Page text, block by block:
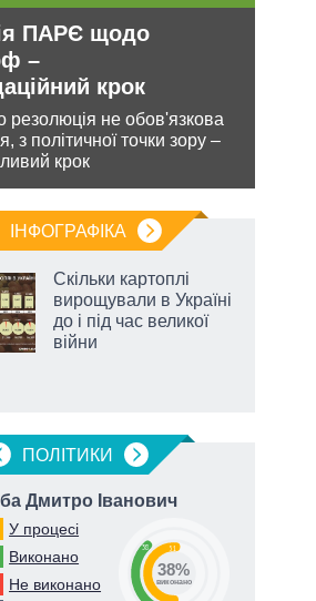
ПАРЄ щодо
–
крок
резолюція не обов'язкова
з політичної точки зору –
крок
ІНФОГРАФІКА
Скільки картоплі
вирощували в Україні
до і під час великої
війни
ПОЛIТИКИ
Дмитро Іванович
У процесі
Виконано
Не виконано
38 51
38%
виконано